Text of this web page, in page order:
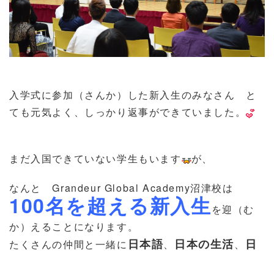
入学式に参加（さんか）した新入生のみなさん と
ても元気よく、しっかり返事ができていました。
まだ入国できていない学生もいます が、
なんと Grandeur Global Academy沼津校は
100名を超える新入生を迎（む
か）えることになります。
たくさんの仲間と一緒に 日本語、 日本の生活、
日